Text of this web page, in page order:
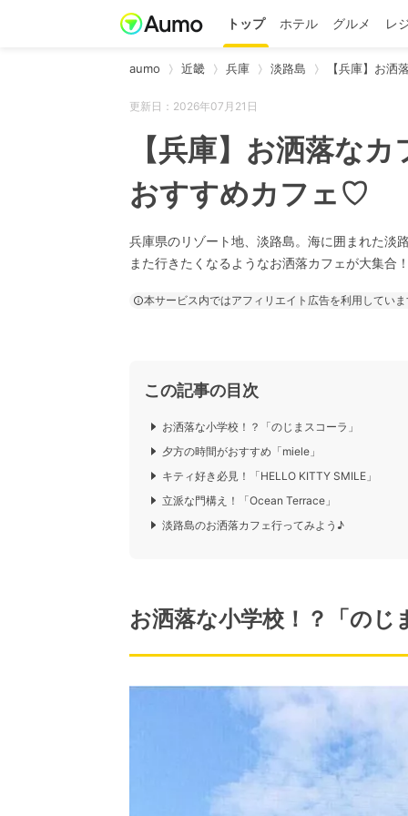
トップ ホテル グルメ レ
aumo 近畿 兵庫 淡路島 【兵庫】お
更新日：2026年07月21日
【兵庫】お洒落な
おすすめカフェ♡
兵庫県のリゾート地、淡路島。海に囲まれた淡
また行きたくなるようなお洒落カフェが大集合
本サービス内ではアフィリエイト広告を利用してい
この記事の目次
お洒落な小学校！？「のじまスコーラ」
夕方の時間がおすすめ「miele」
キティ好き必見！「HELLO KITTY SMILE」
立派な門構え！「Ocean Terrace」
淡路島のお洒落カフェ行ってみよう♪
お洒落な小学校！？「のじ